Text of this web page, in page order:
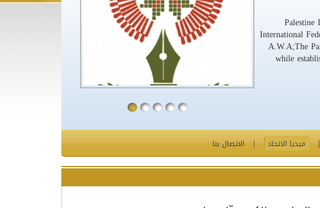
في الذكرى العاشرة لرحيله.. محمود درويش
إن شاعر الأرض والإنسان محمود درويش، ابن البروة ،
وتزحف نحو حلمه الأكبر، من مهده إلى لحده، رسم خارطة
ولا بئرا معطّلة إلا وأجرى ماءها، ولا سحابة تحرس
ذكريات، وحكايات، الحنين، والأمل، فكان شاعراً غير
ميديا الاتحاد الاتصال بنا